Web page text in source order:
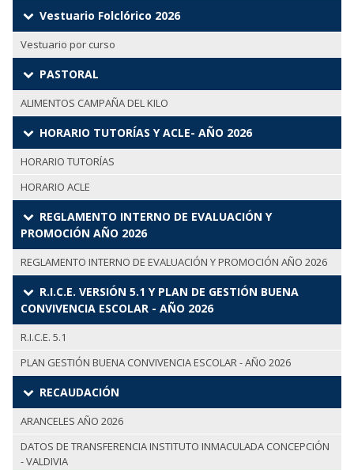
Vestuario Folclórico 2026
Vestuario por curso
PASTORAL
ALIMENTOS CAMPAÑA DEL KILO
HORARIO TUTORÍAS Y ACLE- AÑO 2026
HORARIO TUTORÍAS
HORARIO ACLE
REGLAMENTO INTERNO DE EVALUACIÓN Y
PROMOCIÓN AÑO 2026
REGLAMENTO INTERNO DE EVALUACIÓN Y PROMOCIÓN AÑO 2026
R.I.C.E. VERSIÓN 5.1 Y PLAN DE GESTIÓN BUENA
CONVIVENCIA ESCOLAR - AÑO 2026
R.I.C.E. 5.1
PLAN GESTIÓN BUENA CONVIVENCIA ESCOLAR - AÑO 2026
RECAUDACIÓN
ARANCELES AÑO 2026
DATOS DE TRANSFERENCIA INSTITUTO INMACULADA CONCEPCIÓN
- VALDIVIA